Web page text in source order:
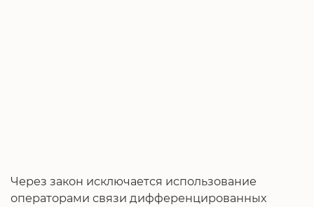
Через закон исключается использование
операторами связи дифференцированных